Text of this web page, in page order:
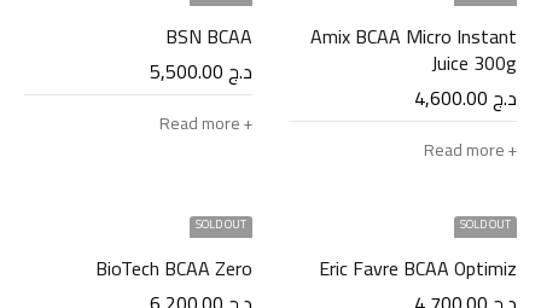
Amix BCAA Micro Instant
Juice 300g
د.ج
Read more
BSN BCAA
د.ج
Read more
SOLD OUT
Eric Favre BCAA Optimiz
SOLD OUT
BioTech BCAA Zero